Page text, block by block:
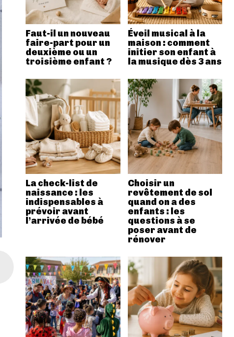
Faut-il un nouveau
faire-part pour un
deuxième ou un
troisième enfant ?
Éveil musical à la
maison : comment
initier son enfant à
la musique dès 3 ans
La check-list de
naissance : les
indispensables à
prévoir avant
l’arrivée de bébé
Choisir un
revêtement de sol
quand on a des
enfants : les
questions à se
poser avant de
rénover